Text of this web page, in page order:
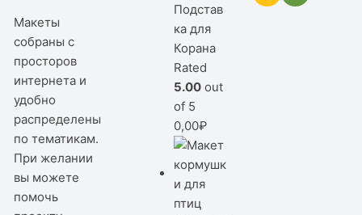
Макеты
собраны с
просторов
интернета и
удобно
распределены
по тематикам.
При желании
вы можете
помочь
Подстав
ка для
Корана
Rated
5.00 out
of 5
0,00₽